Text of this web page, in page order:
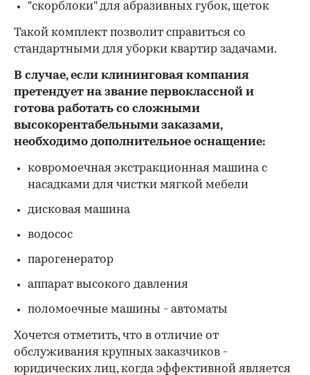
"скорблоки" для абразивных губок, щеток
Такой комплект позволит справиться со
стандартными для уборки квартир задачами.
В случае, если клининговая компания
претендует на звание первоклассной и
готова работать со сложными
высокорентабельными заказами,
необходимо дополнительное оснащение:
ковромоечная экстракционная машина с
насадками для чистки мягкой мебели
дисковая машина
водосос
парогенератор
аппарат высокого давления
поломоечные машины - автоматы
Хочется отметить, что в отличие от
обслуживания крупных заказчиков -
юридических лиц, когда эффективной является